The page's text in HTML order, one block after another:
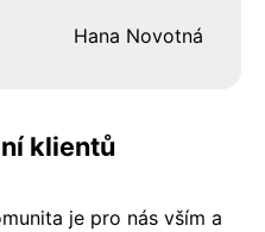
Hana Novotná
klientů
je pro nás vším a